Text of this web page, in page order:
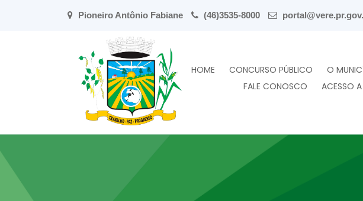
Pioneiro Antônio Fabiane (46)3535-8000
HOME CONCURSO PÚBLICO O
FALE CONOSCO
ACESSO